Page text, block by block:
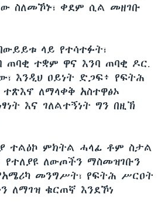
ስለመኾኑ፣ ቀደም ሲል መዘገቡ
ላይ የተሳተፉት፣
ጠባቂ ተቋም ዋና እንባ ጠባቂ ዶር.
እንዲህ ዐይነት ድጋፍ፥ የፍትሕ
ለማላቀቅ አስተዋፅኦ
እና ገለልተኝነት ግን በዚኽ
ተልዕኮ ምክትል ሓላፊ ቶም ስታል
የተለያዩ ለውጦችን ማስመዝገቡን
መንግሥት፣ የፍትሕ ሥርዐት
ለማገዝ ቁርጠኛ እንደኾነ